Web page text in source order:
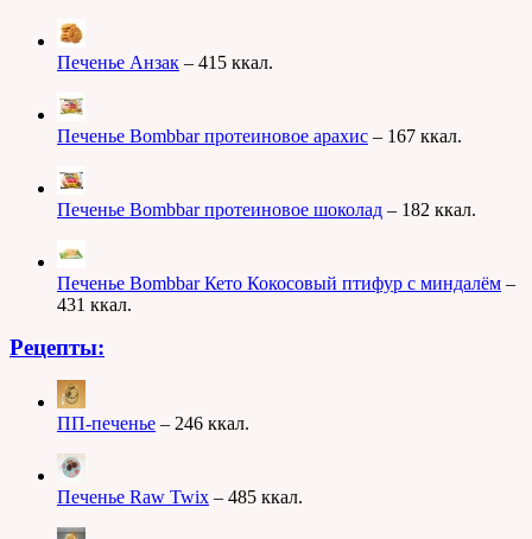
Печенье Анзак – 415 ккал.
Печенье Bombbar протеиновое арахис – 167 ккал.
Печенье Bombbar протеиновое шоколад – 182 ккал.
Печенье Bombbar Кето Кокосовый птифур с миндалём –
431 ккал.
Рецепты:
ПП-печенье – 246 ккал.
Печенье Raw Twix – 485 ккал.